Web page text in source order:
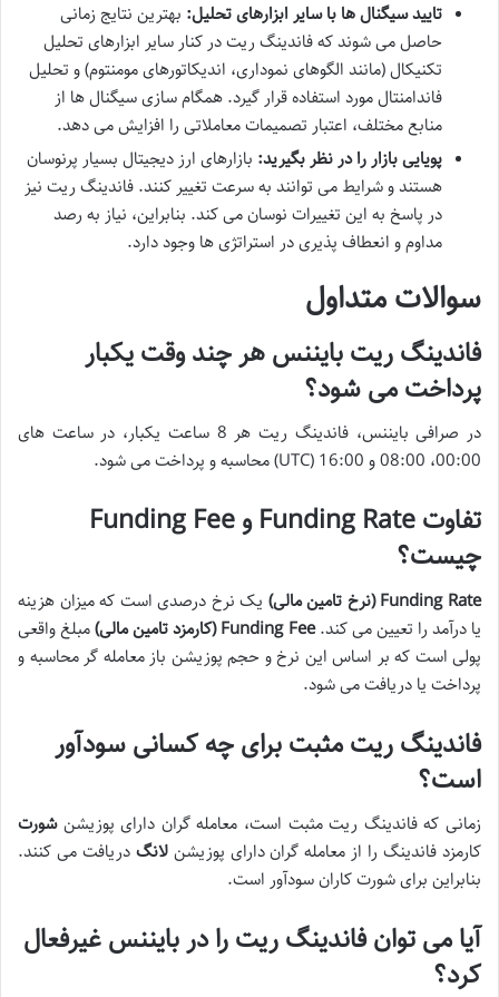
تایید سیگنال ها با سایر ابزارهای تحلیل: بهترین نتایج زمانی
حاصل می شوند که فاندینگ ریت در کنار سایر ابزارهای تحلیل
تکنیکال (مانند الگوهای نموداری، اندیکاتورهای مومنتوم) و تحلیل
فاندامنتال مورد استفاده قرار گیرد. همگام سازی سیگنال ها از
منابع مختلف، اعتبار تصمیمات معاملاتی را افزایش می دهد.
پویایی بازار را در نظر بگیرید: بازارهای ارز دیجیتال بسیار پرنوسان
هستند و شرایط می توانند به سرعت تغییر کنند. فاندینگ ریت نیز
در پاسخ به این تغییرات نوسان می کند. بنابراین، نیاز به رصد
مداوم و انعطاف پذیری در استراتژی ها وجود دارد.
سوالات متداول
فاندینگ ریت بایننس هر چند وقت یکبار
پرداخت می شود؟
در صرافی بایننس، فاندینگ ریت هر 8 ساعت یکبار، در ساعت های
00:00، 08:00 و 16:00 (UTC) محاسبه و پرداخت می شود.
تفاوت Funding Rate و Funding Fee
چیست؟
Funding Rate (نرخ تامین مالی)
یک نرخ درصدی است که میزان هزینه
یا درآمد را تعیین می کند.Funding Fee (کارمزد تامین مالی)
مبلغ واقعی
پولی است که بر اساس این نرخ و حجم پوزیشن باز معامله گر محاسبه و
پرداخت یا دریافت می شود.
فاندینگ ریت مثبت برای چه کسانی سودآور
است؟
زمانی که فاندینگ ریت مثبت است، معامله گران دارای پوزیشنشورت
کارمزد فاندینگ را از معامله گران دارای پوزیشنلانگ دریافت می کنند.
بنابراین برای شورت کاران سودآور است.
آیا می توان فاندینگ ریت را در بایننس غیرفعال
کرد؟